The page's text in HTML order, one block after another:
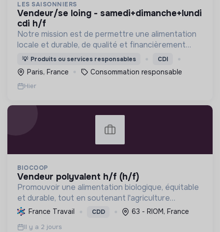
LES SAISONNIERS
vendeur/se loing - samedi+dimanche+lundi
cdi h/f
Notre mission est de permettre une alimentation
locale et durable, de qualité et financièrement
abordable.
💡 Produits ou services responsables CDI
Paris, France Consommation responsable
Hier
BIOCOOP
vendeur polyvalent h/f (h/f)
Promouvoir une alimentation biologique, équitable
et durable, tout en soutenant l'agriculture
paysanne, en réduisant les déchets et en agissant
pour une société plus juste et solidaire.
France Travail CDD 63 - RIOM, France
Il y a 2 jours